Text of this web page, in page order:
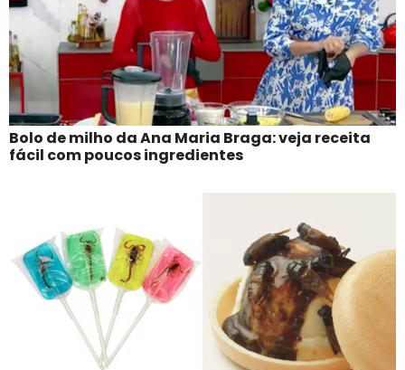
Bolo de milho da Ana Maria Braga: veja receita
fácil com poucos ingredientes